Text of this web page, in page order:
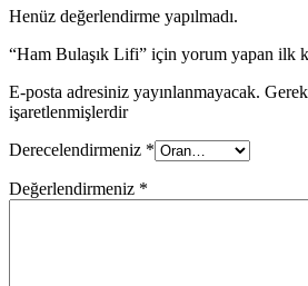
Henüz değerlendirme yapılmadı.
“Ham Bulaşık Lifi” için yorum yapan ilk
E-posta adresiniz yayınlanmayacak.
işaretlenmişlerdir
Derecelendirmeniz *
Değerlendirmeniz *